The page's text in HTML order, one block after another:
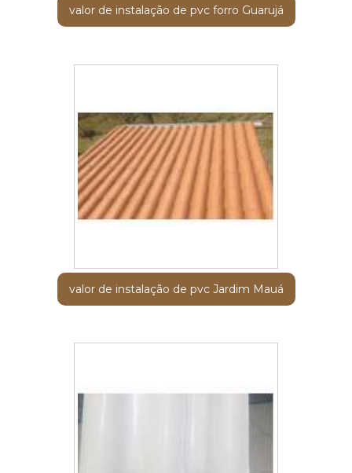
valor de instalação de pvc forro Guarujá
valor de instalação de pvc Jardim Mauá